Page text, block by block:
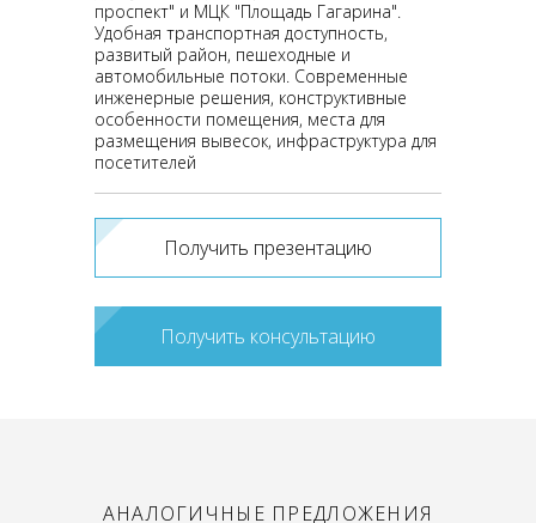
проспект" и МЦК "Площадь Гагарина".
Удобная транспортная доступность,
развитый район, пешеходные и
автомобильные потоки. Современные
инженерные решения, конструктивные
особенности помещения, места для
размещения вывесок, инфраструктура для
посетителей
Получить презентацию
Получить консультацию
АНАЛОГИЧНЫЕ ПРЕДЛОЖЕНИЯ